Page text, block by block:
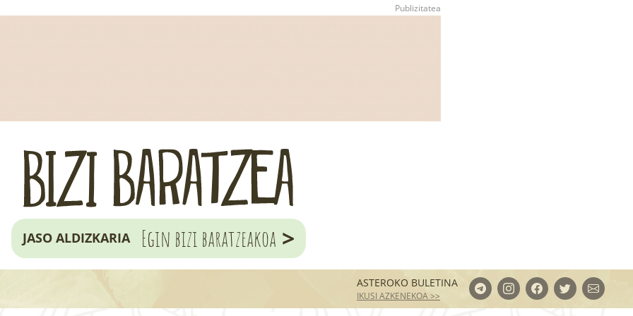
JASO ALDIZKARIA Egin bizi baratzeakoa >
ASTEROKO BULETINA
IKUSI AZKENEKOA >>